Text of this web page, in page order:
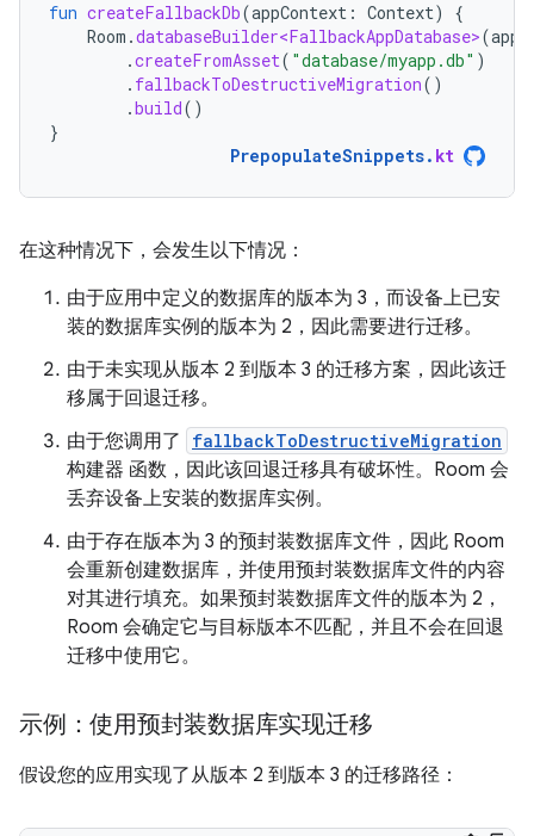
fun createFallbackDb(appContext : Context)
{
Room .databaseBuilder<FallbackAppDatabase>(
.createFromAsset( "database/myapp.db" )
. fallbackToDestructiveMigration()
.build()
}
PrepopulateSnippets. kt
在这种情况下，会发生以下情况：
由于应用中定义的数据库的版本为 3，而设备上已安
装的数据库实例的版本为 2，因此需要进行迁移。
由于未实现从版本 2 到版本 3 的迁移方案，因此该迁
移属于回退迁移。
由于您调用了
fallbackToDestructiveMigration
构建器 函数，因此该回退迁移具有破坏性。Room 会
丢弃设备上安装的数据库实例。
由于存在版本为 3 的预封装数据库文件，因此 Room
会重新创建数据库，并使用预封装数据库文件的内容
对其进行填充。如果预封装数据库文件的版本为 2，
Room 会确定它与目标版本不匹配，并且不会在回退
迁移中使用它。
示例：使用预封装数据库实现迁移
假设您的应用实现了从版本 2 到版本 3 的迁移路径：